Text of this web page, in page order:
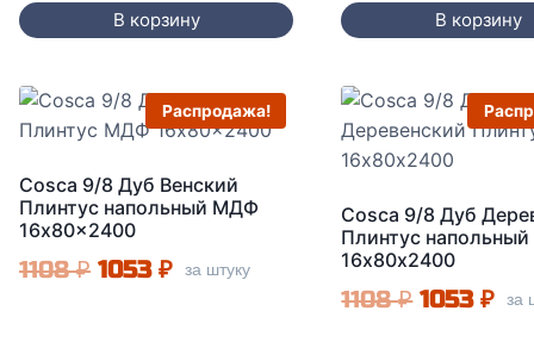
составляла
697 ₽.
В корзину В корзину
Распродажа!
Cosca 9/8 Дуб Венский
Плинтус напольный МДФ
16x80x2400
1108₽ Первоначальная
1053 ₽Текущая
за штуку
Cosca 9/8 Дуб
Плинтус
16х80х2400
1108₽ 1053₽ за